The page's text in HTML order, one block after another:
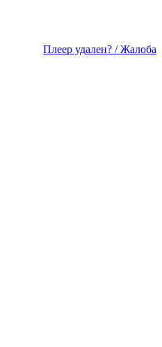
Пле­ер уда­лен? / Жа­ло­ба